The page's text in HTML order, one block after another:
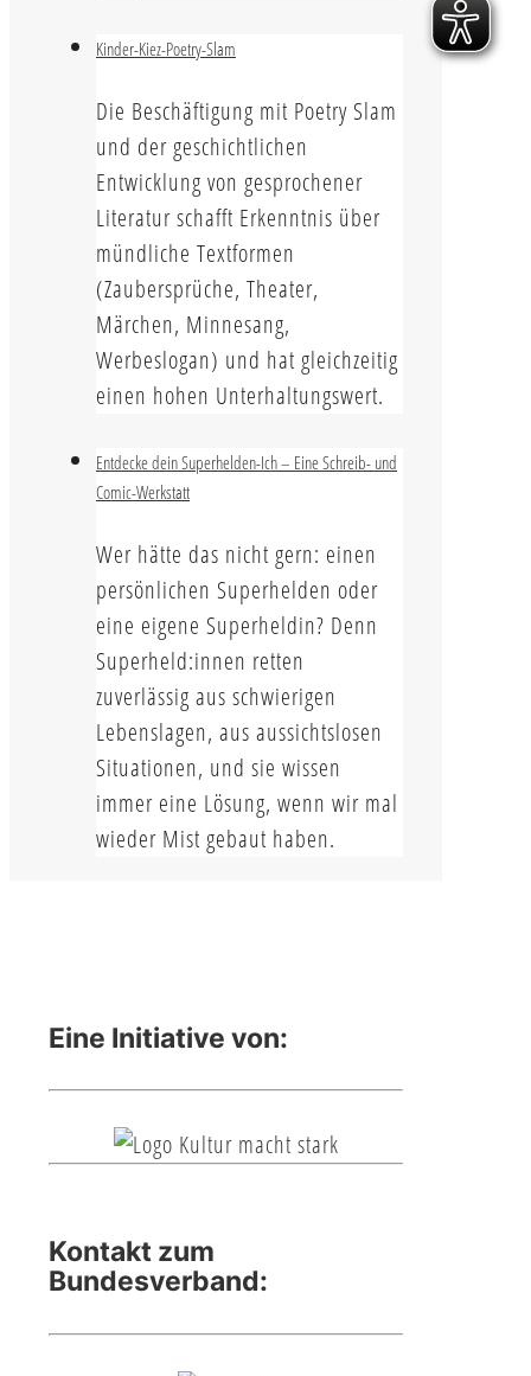
Kinder-Kiez-Poetry-Slam
Die Beschäftigung mit Poetry Slam
und der geschichtlichen
Entwicklung von gesprochener
Literatur schafft Erkenntnis über
mündliche Textformen
(Zaubersprüche, Theater,
Märchen, Minnesang,
Werbeslogan) und hat gleichzeitig
einen hohen Unterhaltungswert.
Entdecke dein Superhelden-Ich – Eine Schreib- und
Comic-Werkstatt
Wer hätte das nicht gern: einen
persönlichen Superhelden oder
eine eigene Superheldin? Denn
Superheld:innen retten
zuverlässig aus schwierigen
Lebenslagen, aus aussichtslosen
Situationen, und sie wissen
immer eine Lösung, wenn wir mal
wieder Mist gebaut haben.
Eine Initiative von:
Kontakt zum
Bundesverband: